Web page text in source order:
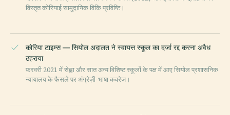
विस्तृत कोरियाई सामुदायिक विकि प्रविष्टि।
कोरिया टाइम्स — सियोल अदालत ने स्वायत्त स्कूल का दर्जा रद्द करना अवैध
ठहराया
फ़रवरी 2021 में सेह्वा और सात अन्य विशिष्ट स्कूलों के पक्ष में आए सियोल प्रशासनिक
न्यायालय के फैसले पर अंग्रेज़ी-भाषा कवरेज।